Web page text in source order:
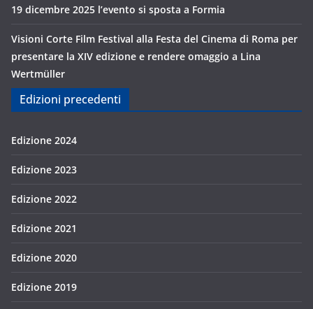
19 dicembre 2025 l’evento si sposta a Formia
Visioni Corte Film Festival alla Festa del Cinema di Roma per
presentare la XIV edizione e rendere omaggio a Lina
Wertmüller
Edizioni precedenti
Edizione 2024
Edizione 2023
Edizione 2022
Edizione 2021
Edizione 2020
Edizione 2019